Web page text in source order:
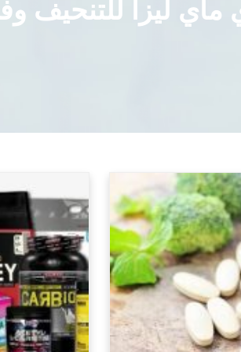
ليزا للتنحيف